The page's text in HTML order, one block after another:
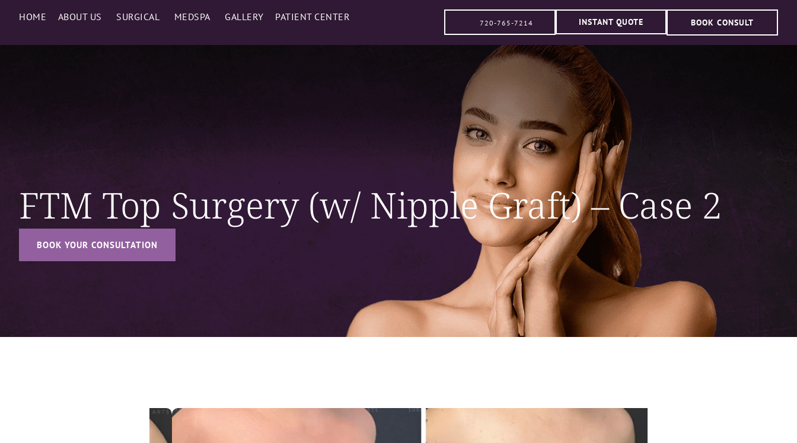
HOME ABOUT US SURGICAL MEDSPA GALLERY PATIENT CENTER
720-765-7214 INSTANT QUOTE BOOK CONSULT
FTM Top Surgery (w/ Nipple Graft) – Case 2
BOOK YOUR CONSULTATION